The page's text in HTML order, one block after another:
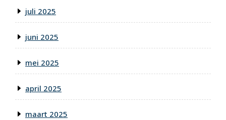
juli 2025
juni 2025
mei 2025
april 2025
maart 2025